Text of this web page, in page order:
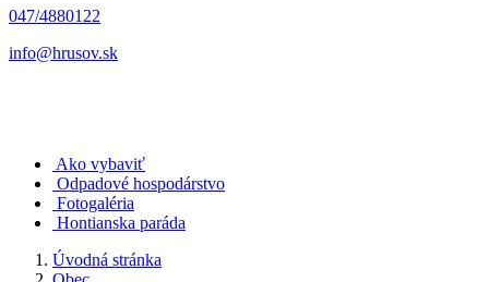
047/4880122
info@hrusov.sk
Ako vybaviť
Odpadové hospodárstvo
Fotogaléria
Hontianska paráda
Úvodná stránka